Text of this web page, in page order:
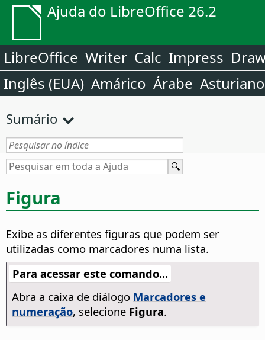
Ajuda do LibreOffice 26.2
LibreOffice Writer Calc Impress
Inglês (EUA) Amárico Árabe Asturiano
Sumário
Figura
Exibe as diferentes figuras que podem ser
utilizadas como marcadores numa lista.
Para acessar este comando...
Abra a caixa de diálogo Marcadores e
numeração, selecione Figura.